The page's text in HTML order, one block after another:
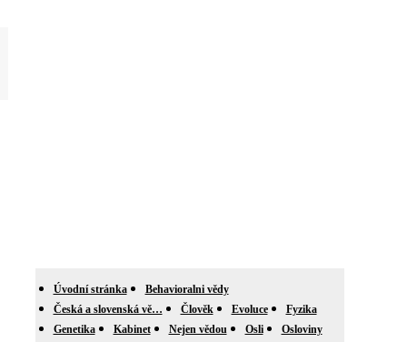
Úvodní stránka
Behavioralni vědy
Česká a slovenská vě…
Člověk Evoluce
Fyzika
Genetika
Kabinet Nejen vědou Osli
Osloviny